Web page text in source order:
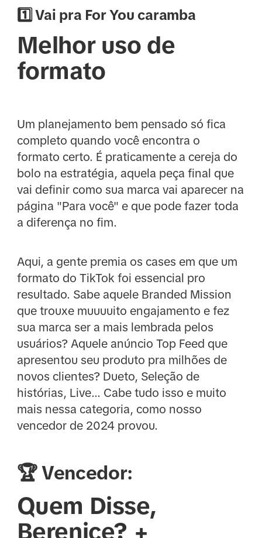
1️⃣ Vai pra For You caramba
Melhor uso de
formato
Um planejamento bem pensado só fica
completo quando você encontra o
formato certo. É praticamente a cereja do
bolo na estratégia, aquela peça final que
vai definir como sua marca vai aparecer na
página "Para você" e que pode fazer toda
a diferença no fim.
Aqui, a gente premia os cases em que um
formato do TikTok foi essencial pro
resultado. Sabe aquele Branded Mission
que trouxe muuuuito engajamento e fez
sua marca ser a mais lembrada pelos
usuários? Aquele anúncio Top Feed que
apresentou seu produto pra milhões de
novos clientes? Dueto, Seleção de
histórias, Live... Cabe tudo isso e muito
mais nessa categoria, como nosso
vencedor de 2024 provou.
🏆 Vencedor:
Quem Disse,
Berenice? +